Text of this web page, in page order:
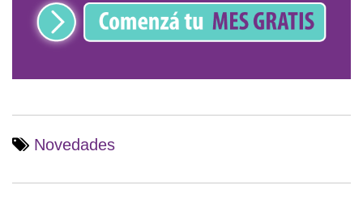
Novedades